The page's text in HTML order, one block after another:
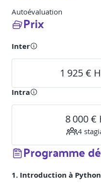
Autoévaluation
Prix
Inter
1 925 €
Intra
8 000 €
4
Programme
1. Introduction à